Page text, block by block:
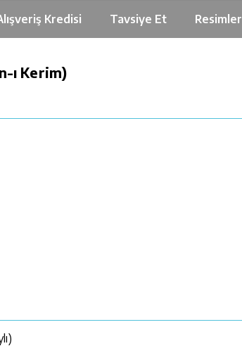
Kredisi Tavsiye Et Resimler
ı Kerim)